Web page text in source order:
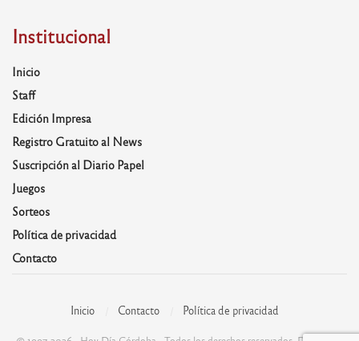
Institucional
Inicio
Staff
Edición Impresa
Registro Gratuito al News
Suscripción al Diario Papel
Juegos
Sorteos
Política de privacidad
Contacto
Inicio Contacto Política de privacidad